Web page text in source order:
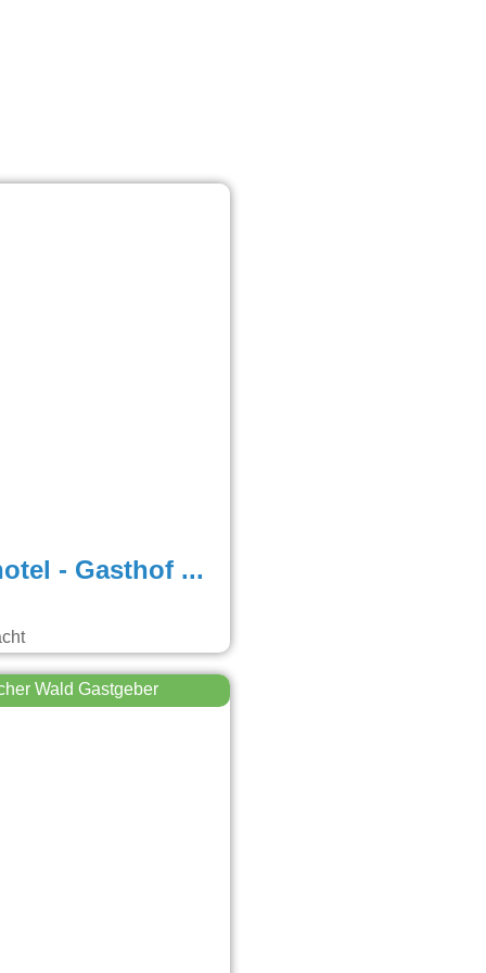
Natur- & Wanderhotel - Gasthof Mühle
Wald Gastgeber